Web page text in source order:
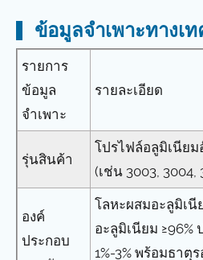
ข้อมูลจำเพาะทางเ
รายการ
ข้อมูล
จำเพาะ
รายละเอียด
รุ่นสินค้า
โปรไฟล์อลูมิเนียม
(เช่น 3003, 3004,
องค์
ประกอบ
โลหะผสมอะลูมิเ
อะลูมิเนียม
1%-3% พร้อมธาตุ